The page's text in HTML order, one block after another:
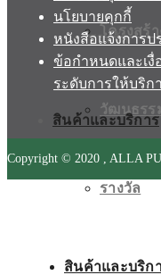
โครงสร้
วัฒนธรร
รางวัล
สินค้าและบริก
รางวัล
สินค้าและบริการ
นโยบายคุกกี้
หนังสือแจ้งการ
ข้อกำหนดและเงื่
ระดับการให้บริก
Copyright © 2020 , ALLA